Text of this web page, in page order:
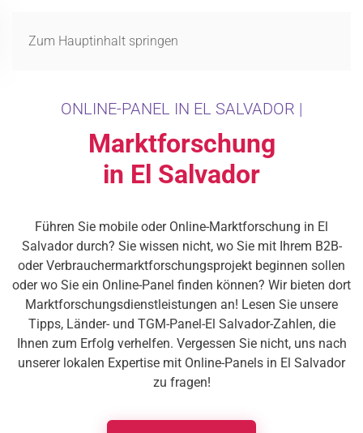
Zum Hauptinhalt springen
ONLINE-PANEL IN EL SALVADOR |
Marktforschung
in El Salvador
Führen Sie mobile oder Online-Marktforschung in El
Salvador durch? Sie wissen nicht, wo Sie mit Ihrem B2B-
oder Verbrauchermarktforschungsprojekt beginnen sollen
oder wo Sie ein Online-Panel finden können? Wir bieten dort
Marktforschungsdienstleistungen an! Lesen Sie unsere
Tipps, Länder- und TGM-Panel-El Salvador-Zahlen, die
Ihnen zum Erfolg verhelfen. Vergessen Sie nicht, uns nach
unserer lokalen Expertise mit Online-Panels in El Salvador
zu fragen!